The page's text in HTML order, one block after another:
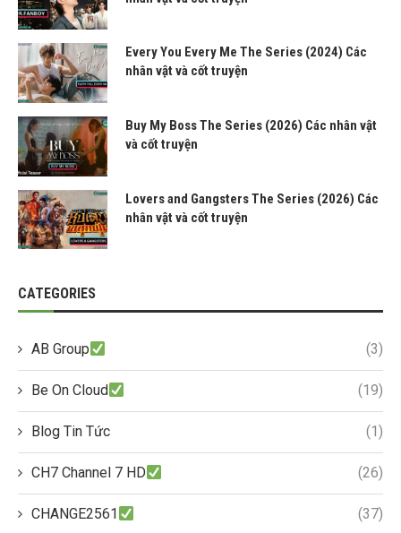
Every You Every Me The Series (2024) Các
nhân vật và cốt truyện
Buy My Boss The Series (2026) Các nhân vật
và cốt truyện
Lovers and Gangsters The Series (2026) Các
nhân vật và cốt truyện
CATEGORIES
AB Group (3)
Be On Cloud (19)
Blog Tin Tức (1)
CH7 Channel 7 HD (26)
CHANGE2561 (37)